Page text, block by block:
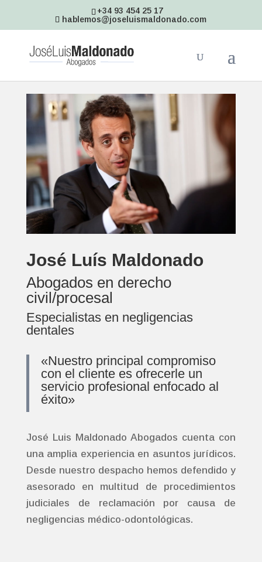
+34 93 454 25 17
hablemos@joseluismaldonado.com
José Luís Maldonado
Abogados en derecho
civil/procesal
Especialistas en negligencias
dentales
«Nuestro principal compromiso
con el cliente es ofrecerle un
servicio profesional enfocado al
éxito»
José Luis Maldonado Abogados cuenta con
una amplia experiencia en asuntos jurídicos.
Desde nuestro despacho hemos defendido y
asesorado en multitud de procedimientos
judiciales de reclamación por causa de
negligencias médico-odontológicas.